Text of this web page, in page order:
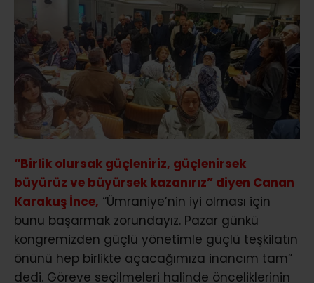
“Birlik olursak güçleniriz, güçlenirsek
büyürüz ve büyürsek kazanırız” diyen Canan
Karakuş İnce, “Ümraniye’nin iyi olması için
bunu başarmak zorundayız. Pazar günkü
kongremizden güçlü yönetimle güçlü teşkilatın
önünü hep birlikte açacağımıza inancım tam”
dedi. Göreve seçilmeleri halinde önceliklerinin